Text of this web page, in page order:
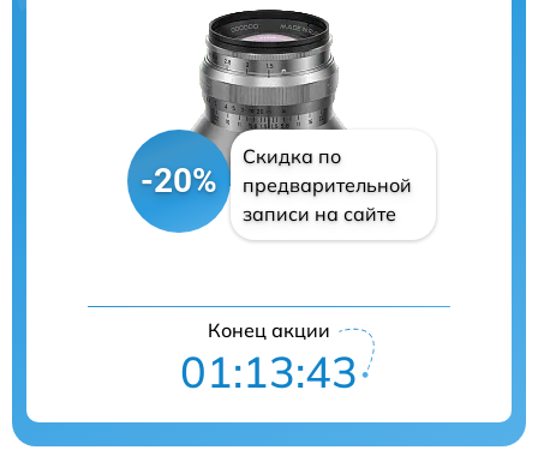
-20%
Скидка по
предварительной
записи на сайте
Конец акции
01:13:42